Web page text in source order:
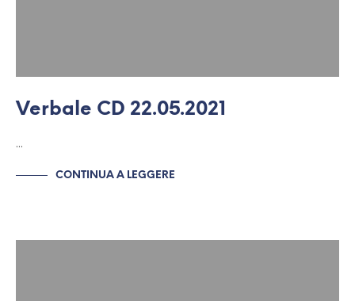
Verbale CD 22.05.2021
…
CONTINUA A LEGGERE